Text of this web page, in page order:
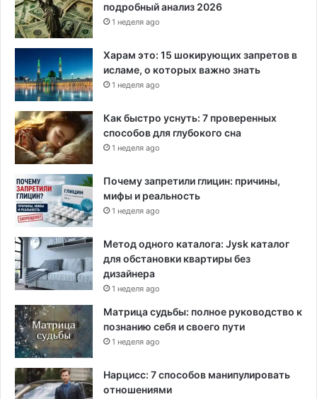
подробный анализ 2026
1 неделя ago
Харам это: 15 шокирующих запретов в
исламе, о которых важно знать
1 неделя ago
Как быстро уснуть: 7 проверенных
способов для глубокого сна
1 неделя ago
Почему запретили глицин: причины,
мифы и реальность
1 неделя ago
Метод одного каталога: Jysk каталог
для обстановки квартиры без
дизайнера
1 неделя ago
Матрица судьбы: полное руководство к
познанию себя и своего пути
1 неделя ago
Нарцисс: 7 способов манипулировать
отношениями